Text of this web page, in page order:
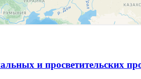
и просветительских